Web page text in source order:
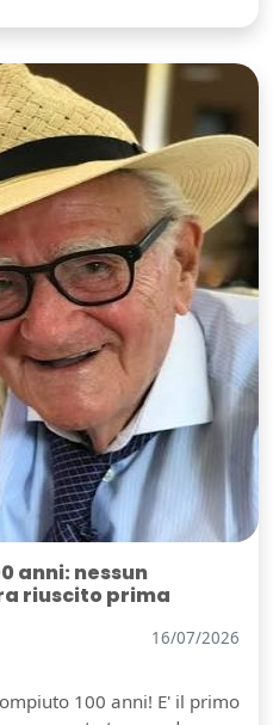
anni: nessun
riuscito prima
16/07/2026
100 anni! E' il primo